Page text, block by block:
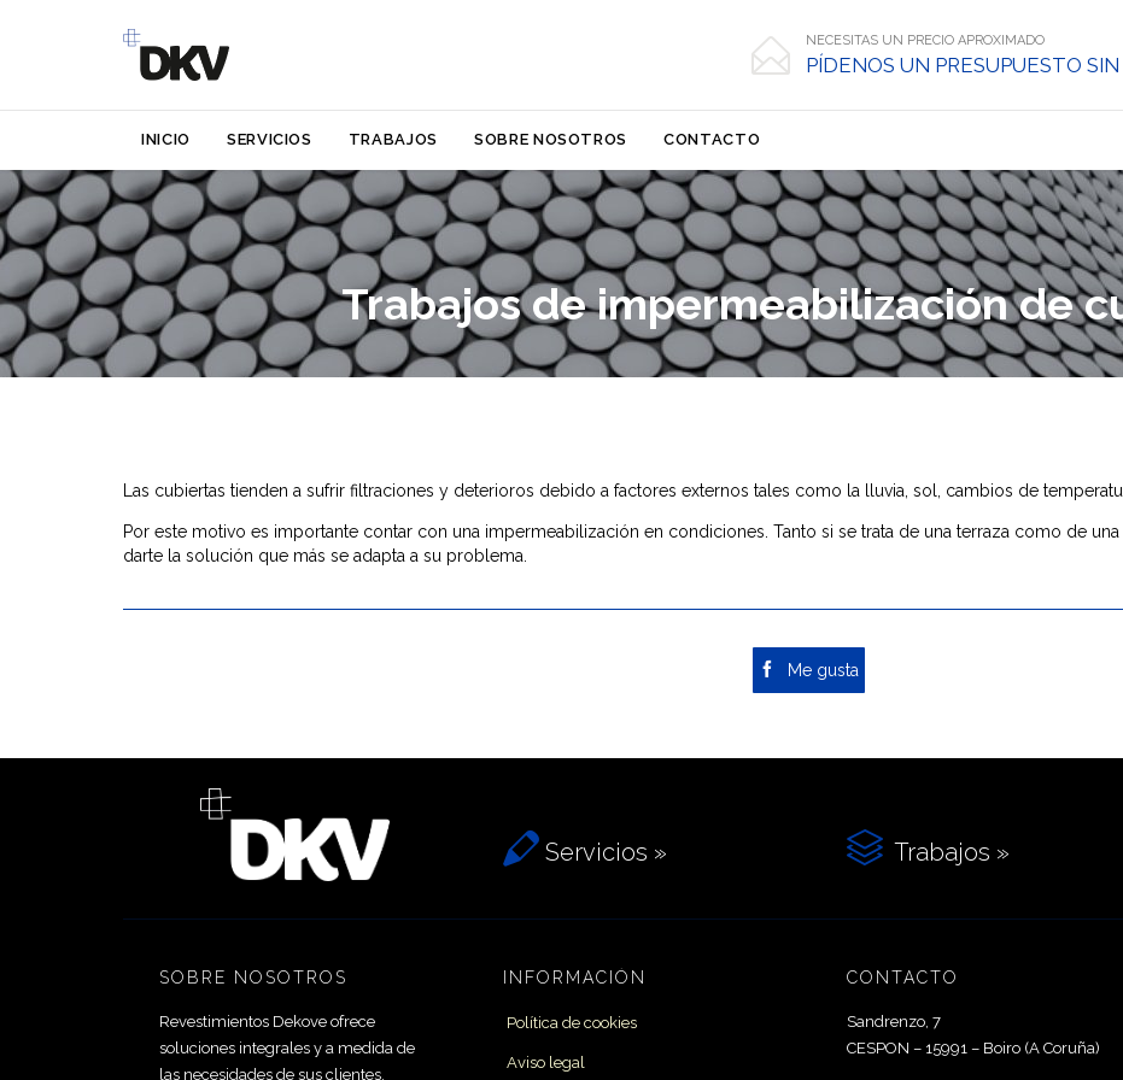
 NECESITAS UN PRECIO APROXIMADO
PÍDENOS UN PRESUPUESTO
content
INICIO SERVICIOS TRABAJOS SOBRE NOSOTROS CONTACTO
Trabajos de impermeabilización de
Las cubiertas tienden a sufrir filtraciones y deterioros debido a factores externos tales como la lluvia, sol, cambios de
Por este motivo es importante contar con una impermeabilización en condiciones. Tanto si se trata de una terraza como de
darte la solución que más se adapta a su problema.
 Me gusta
 Servicios »  Trabajos »
SOBRE NOSOTROS
Revestimientos Dekove ofrece
soluciones integrales y a medida de
las necesidades de sus clientes.
INFORMACIÓN
Política de cookies
Aviso legal
CONTACTO
Sandrenzo, 7
CESPON – 15991 – Boiro (A Coruña)